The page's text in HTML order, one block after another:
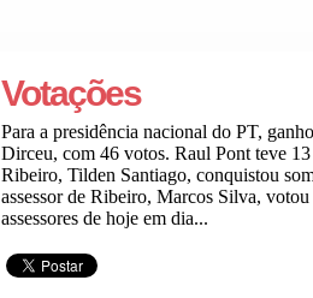
Votações
Para a presidência nacional do PT,
Dirceu, com 46 votos. Raul Pont teve
Ribeiro, Tilden Santiago, conquistou
assessor de Ribeiro, Marcos Silva,
assessores de hoje em dia...